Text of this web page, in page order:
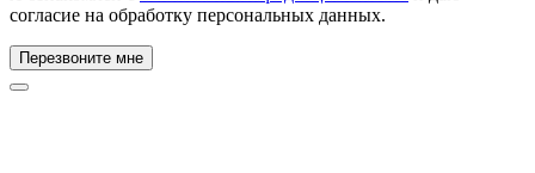
согласие на обработку персональных данных.